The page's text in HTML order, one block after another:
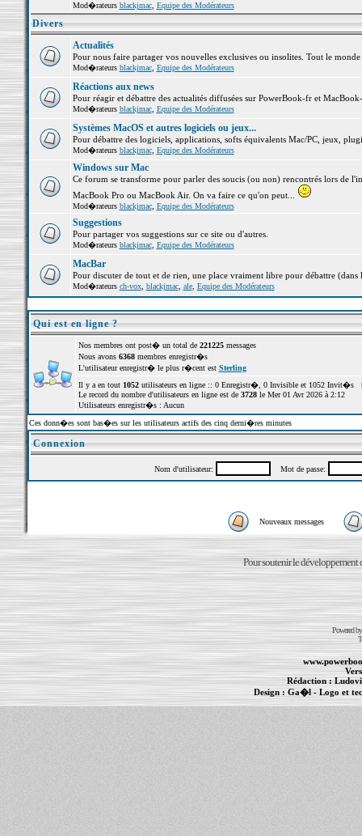
Mod�rateurs blackjmac, Equipe des Modérateurs
Divers
Actualités
Pour nous faire partager vos nouvelles exclusives ou insolites. Tout le
Mod�rateurs blackjmac, Equipe des Modérateurs
Réactions aux news
Pour réagir et débattre des actualités diffusées sur PowerBook-fr et
Mod�rateurs blackjmac, Equipe des Modérateurs
Systèmes MacOS et autres logiciels ou jeux...
Pour débattre des logiciels, applications, softs équivalents Mac/PC, jeux,
Mod�rateurs blackjmac, Equipe des Modérateurs
Windows sur Mac
Ce forum se transforme pour parler des soucis (ou non) rencontrés lors de
MacBook Pro ou MacBook Air. On va faire ce qu'on peut...
Mod�rateurs blackjmac, Equipe des Modérateurs
Suggestions
Pour partager vos suggestions sur ce site ou d'autres.
Mod�rateurs blackjmac, Equipe des Modérateurs
MacBar
Pour discuter de tout et de rien, une place vraiment libre pour débattre (dans
Mod�rateurs ch-vox, blackjmac, ale, Equipe des Modérateurs
Qui est en ligne ?
Nos membres ont post� un total de 221225messages
Nous avons 6368membres enregistr�s
L'utilisateur enregistr� le plus r�cent est Sterling
Il y a en tout 1052utilisateurs en ligne :: 0 Enregistr�, 0 Invisible et 1052 Invit�s
Le record du nombre d'utilisateurs en ligne est de 3728le Mer 01 Avr 2026 à 2:12
Utilisateurs enregistr�s : Aucun
Ces donn�es sont bas�es sur les utilisateurs actifs des cinq derni�res minutes
Connexion
Nom d'utilisateur: Mot de passe:
Nouveaux messages
Pour soutenir le développement
Powered
Rédaction :
Design : Ga�l- Logo et